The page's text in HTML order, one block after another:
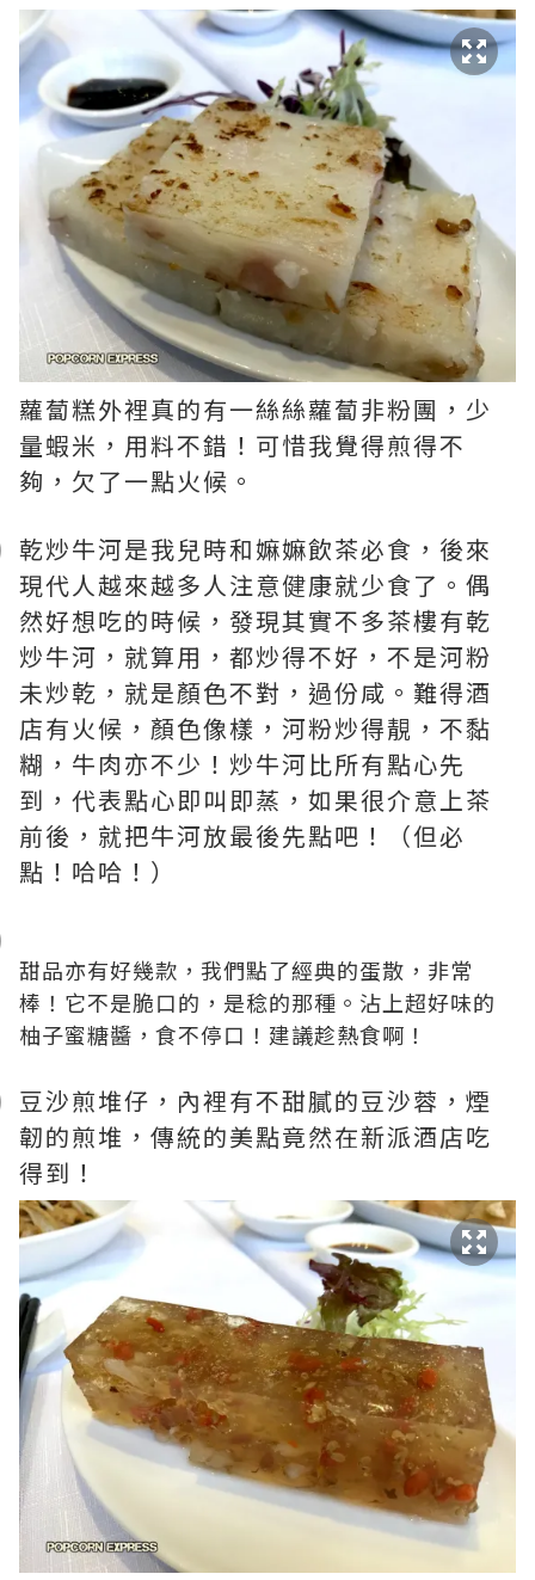
蘿蔔糕外裡真的有一絲絲蘿蔔非粉團，少
量蝦米，用料不錯！可惜我覺得煎得不
夠，欠了一點火候。
乾炒牛河是我兒時和嫲嫲飲茶必食，後來
現代人越來越多人注意健康就少食了。偶
然好想吃的時候，發現其實不多茶樓有乾
炒牛河，就算用，都炒得不好，不是河粉
未炒乾，就是顏色不對，過份咸。難得酒
店有火候，顏色像樣，河粉炒得靚，不黏
糊，牛肉亦不少！炒牛河比所有點心先
到，代表點心即叫即蒸，如果很介意上茶
前後，就把牛河放最後先點吧！（但必
點！哈哈！）
甜品亦有好幾款，我們點了經典的蛋散，非常
棒！它不是脆口的，是稔的那種。沾上超好味的
柚子蜜糖醬，食不停口！建議趁熱食啊！
豆沙煎堆仔，內裡有不甜膩的豆沙蓉，煙
韌的煎堆，傳統的美點竟然在新派酒店吃
得到！